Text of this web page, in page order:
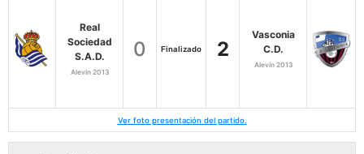
Real
Sociedad
S.A.D.
Alevín 2013
0 Finalizado 2
Vasconia
C.D.
Alevín 2013
Ver foto presentación del partido.